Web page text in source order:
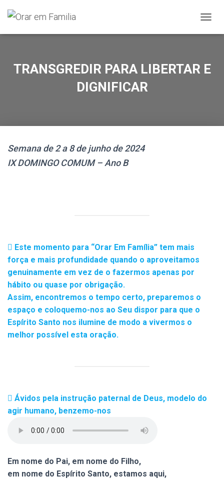
L
R
N
TRANSGREDIR PARA LIBERTAR E
DIGNIFICAR
Semana de 2 a 8 de junho de 2024
IX DOMINGO COMUM – Ano B
Este momento para “Orar Em Família” tem mais
força e mais profundidade quando o aproveitamos
genuinamente em vez de o fazermos apenas por
hábito ou quase por obrigação.
Assim, encontremos o tempo certo, preparemos o
espaço e coloquemo-nos ao Seu dispor para que o
Espírito Santo nos ilumine de modo a vivermos o
melhor possível esta oração.
Ávidos pela instrução paternal de Deus, modelo do
agir humano, benzemo-nos
Em nome do Pai, em nome do Filho,
em nome do Espírito Santo, estamos aqui,